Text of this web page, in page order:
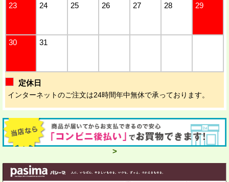
23 24 25 26 27 28 29
30 31
定休日
インターネットのご注文は24時間年中無休で承っております。
>